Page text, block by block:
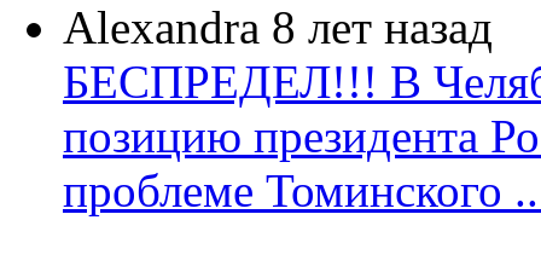
Alexandra 8 лет назад
БЕСПРЕДЕЛ!!! В
позицию президента
проблеме Томинского